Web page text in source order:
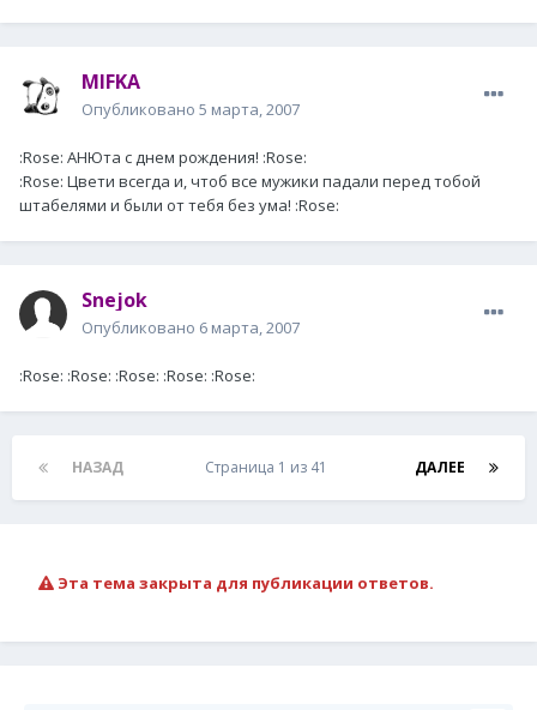
MIFKA
Опубликовано 5 марта, 2007
:Rose: АНЮта с днем рождения! :Rose:
:Rose: Цвети всегда и, чтоб все мужики падали перед тобой
штабелями и были от тебя без ума! :Rose:
Snejok
Опубликовано 6 марта, 2007
:Rose: :Rose: :Rose: :Rose: :Rose:
НАЗАД ДАЛЕЕ
Страница 1 из 41
Эта тема закрыта для публикации ответов.